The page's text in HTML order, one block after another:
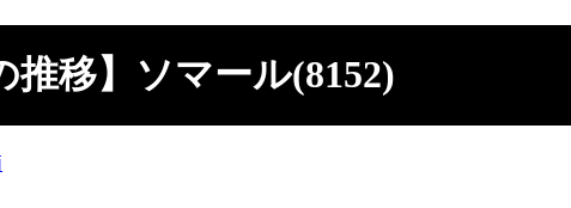
推移】ソマール(8152)